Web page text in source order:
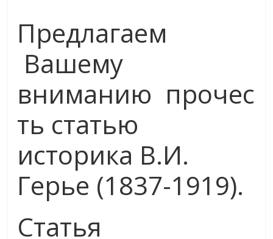
Предлагаем
Вашему
вниманию прочес
ть статью
историка В.И.
Герье (1837-1919).
Статья